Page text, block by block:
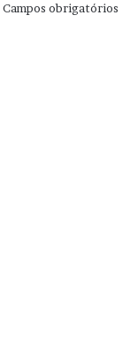
Campos obrigatórios